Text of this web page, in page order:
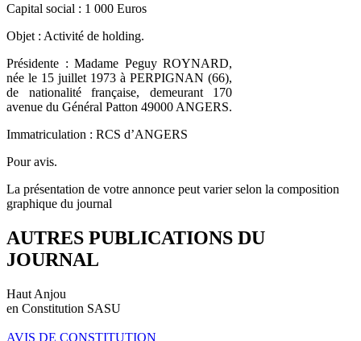
Capital social : 1 000 Euros
Objet : Activité de holding.
Présidente : Madame Peguy ROYNARD,
née le 15 juillet 1973 à PERPIGNAN (66),
de nationalité française, demeurant 170
avenue du Général Patton 49000 ANGERS.
Immatriculation : RCS d’ANGERS
Pour avis.
La présentation de votre annonce peut varier selon la composition
graphique du journal
AUTRES PUBLICATIONS DU
JOURNAL
Haut Anjou
en Constitution SASU
AVIS DE CONSTITUTION